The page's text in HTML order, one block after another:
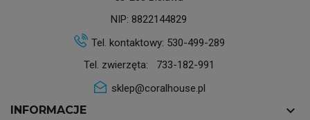
NIP: 8822144829
Tel. kontaktowy: 530-499-289
Tel. zwierzęta: 733-182-991
sklep@coralhouse.pl
INFORMACJE keyboard_arrow_down